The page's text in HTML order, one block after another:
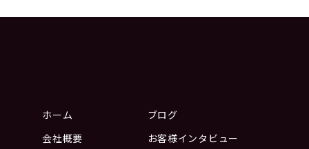
ホーム
会社概要
ブログ
お客様インタビュー